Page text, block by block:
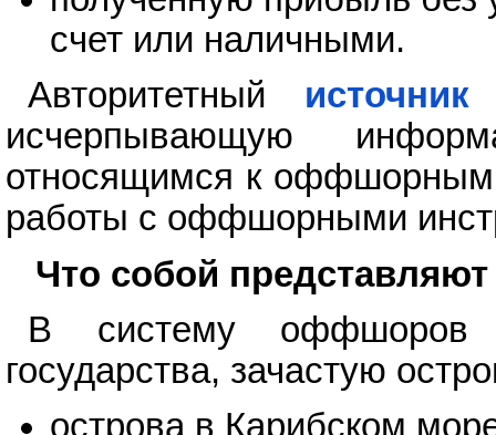
счет или наличными.
Авторитетный источник
исчерпывающую
относящимся к оффшорным
работы с оффшорными
Что собой
В систему оффшоров
государства, зачастую
острова в Карибском